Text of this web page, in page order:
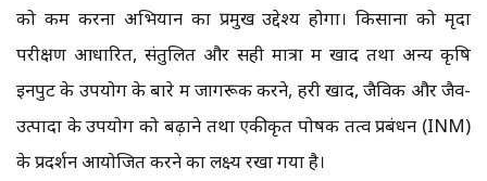
को कम करना अभियान का प्रमुख उद्देश्य होगा। किसानों को मृदा
परीक्षण आधारित, संतुलित और सही मात्रा में खाद तथा अन्य कृषि
इनपुट के उपयोग के बारे में जागरूक करने, हरी खाद, जैविक और जैव-
उत्पादों के उपयोग को बढ़ाने तथा एकीकृत पोषक तत्व प्रबंधन (INM)
के प्रदर्शन आयोजित करने का लक्ष्य रखा गया है।